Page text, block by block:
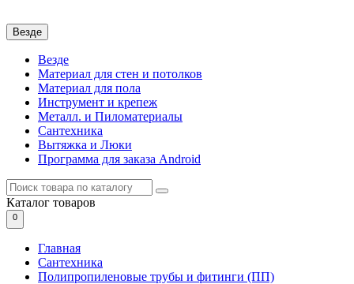
Везде
Везде
Материал для стен и потолков
Материал для пола
Инструмент и крепеж
Металл. и Пиломатериалы
Сантехника
Вытяжка и Люки
Программа для заказа Android
Каталог товаров
0
Главная
Сантехника
Полипропиленовые трубы и фитинги (ПП)